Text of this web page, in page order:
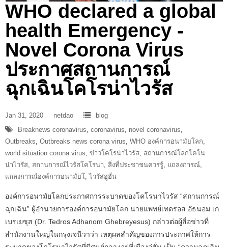
WHO declared a global
health Emergency -
Novel Corona Virus
ประกาศสถานการณ์
ฉุกเฉินโคโรน่าไวรัส
Jan 31, 2020 netdao
blog
Breaknews coronavirus, coronavirus, novel coronavirus,
Outbreaks, Outbreaks news corona virus, WHO องค์การอนามัยโลก,
world situation corona virus, ข่าวโคโรน่าไวรัส, สถานการณ์โลกโคโน
น่าไวรัส, สถานการณ์ไวรัสโคโรน่า, สิ่งที่ประชาชนควรรู้, แถลงการณ์,
แถลงการณ์องค์การอนามัยโ,ไวรัสอู่ฮั่น
องค์การอนามัยโลกประกาศการระบาดของโคโรนาไวรัส “สถานการณ์
ฉุกเฉิน” ผู้อำนวยการองค์การอนามัยโลก นายแพทย์เทดรอส อัธนอม เก
เบรเยซุส (Dr. Tedros Adhanom Ghebreyesus) กล่าวต่อผู้สื่อข่าวที่
สำนักงานใหญ่ในกรุงเจนีวาว่า เหตุผลสำคัญของการประกาศให้การ